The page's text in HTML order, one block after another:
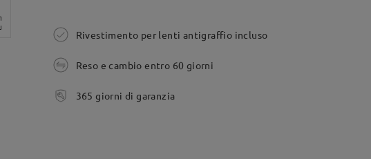
Rivestimento per lenti antigraffio incluso
Reso e cambio entro 60 giorni
365 giorni di garanzia